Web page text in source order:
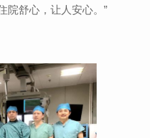
院舒心，让人安心。”